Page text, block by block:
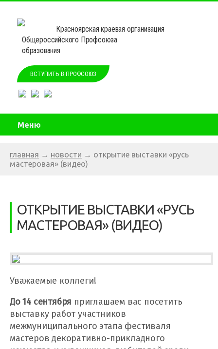
Красноярская краевая организация
Общероссийского Профсоюза
образования
ВСТУПИТЬ В ПРОФСОЮЗ
Меню
главная → новости → открытие выставки «русь
мастеровая» (видео)
ОТКРЫТИЕ ВЫСТАВКИ «РУСЬ
МАСТЕРОВАЯ» (ВИДЕО)
Уважаемые коллеги!
До 14 сентября приглашаем вас посетить
выставку работ участников
межмуниципального этапа фестиваля
мастеров декоративно-прикладного